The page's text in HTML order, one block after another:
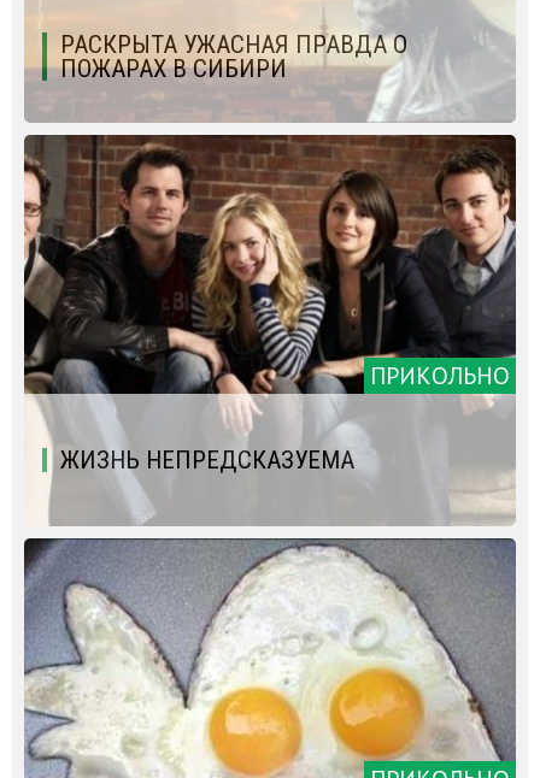
РАСКРЫТА УЖАСНАЯ ПРАВДА О
ПОЖАРАХ В СИБИРИ
ПРИКОЛЬНО
ЖИЗНЬ НЕПРЕДСКАЗУЕМА